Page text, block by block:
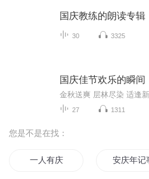
国庆教练的朗读专辑
30 3325
国庆佳节欢乐的瞬间
27 1311
您是不是在找：
一人有庆 安庆年记